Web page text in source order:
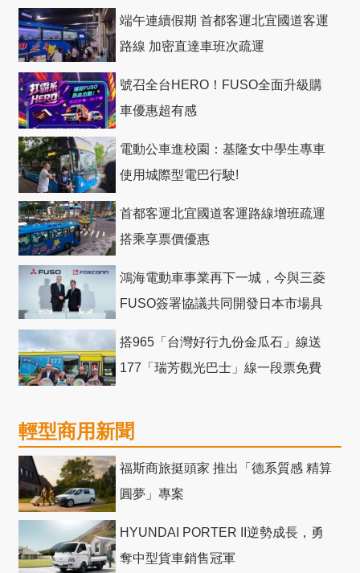
端午連續假期 首都客運北宜國道客運
路線 加密直達車班次疏運
號召全台HERO！FUSO全面升級購
車優惠超有感
電動公車進校園：基隆女中學生專車
使用城際型電巴行駛!
首都客運北宜國道客運路線增班疏運
搭乘享票價優惠
鴻海電動車事業再下一城，今與三菱
FUSO簽署協議共同開發日本市場具
搭965「台灣好行九份金瓜石」線送
177「瑞芳觀光巴士」線一段票免費
輕型商用新聞
福斯商旅挺頭家 推出「德系質感 精算
圓夢」專案
HYUNDAI PORTER II逆勢成長，勇
奪中型貨車銷售冠軍